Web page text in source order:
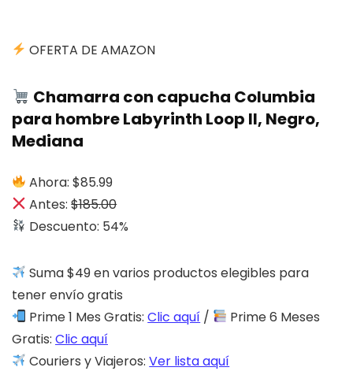
OFERTA DE AMAZON
Chamarra con capucha Columbia
para hombre Labyrinth Loop II, Negro,
Mediana
Ahora: $85.99
Antes:$185.00
Descuento: 54%
Suma $49 en varios productos elegibles para
tener envío gratis
Prime 1 Mes Gratis:Clic aquí /
Prime 6 Meses
Gratis: Clic aquí
Couriers y Viajeros:Ver lista aquí